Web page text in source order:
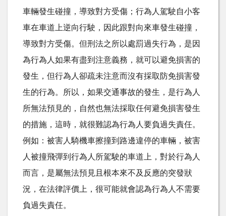
車輛發生碰撞，導致對方受傷；行為人駕駛自小客
車在車道上逆向行駛，因此跟對向來車發生碰撞，
導致對方受傷。但刑法之所以處罰過失行為，是因
為行為人如果有盡到注意義務，就可以避免損害的
發生，但行為人卻疏未注意而沒有採取防免損害發
生的行為。所以，如果交通事故的發生，是行為人
所無法預見的，自然也無法採取任何避免損害發生
的措施，這時，就很難認為行為人要負過失責任。
例如：被害人騎機車擦撞到路邊違停的車輛，被害
人被撞飛彈到行為人所駕駛的車道上，對於行為人
而言，是屬無法預見且根本來不及反應的突發狀
況，在法律評價上，很可能就會認為行為人不需要
負過失責任。